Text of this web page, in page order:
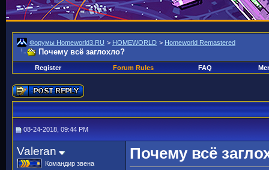
Форумы Homeworld3.RU > HOMEWORLD > Homeworld Remastered
Почему всё заглохло?
Register Forum Rules FAQ
08-24-2018, 09:44 PM
Valeran
Командир звена
Почему всё